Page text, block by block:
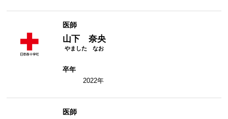
医師
山下 奈央
卒年
2022年
医師